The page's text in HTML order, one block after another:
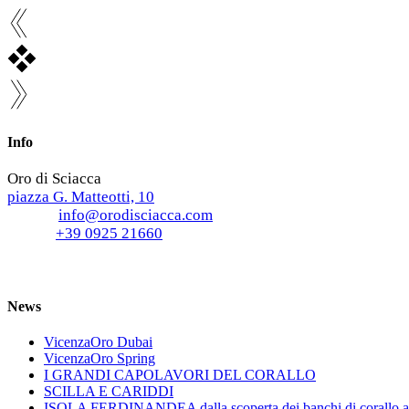
Info
Oro di Sciacca
piazza G. Matteotti, 10
info@orodisciacca.com
+39 0925 21660
News
VicenzaOro Dubai
VicenzaOro Spring
I GRANDI CAPOLAVORI DEL CORALLO
SCILLA E CARIDDI